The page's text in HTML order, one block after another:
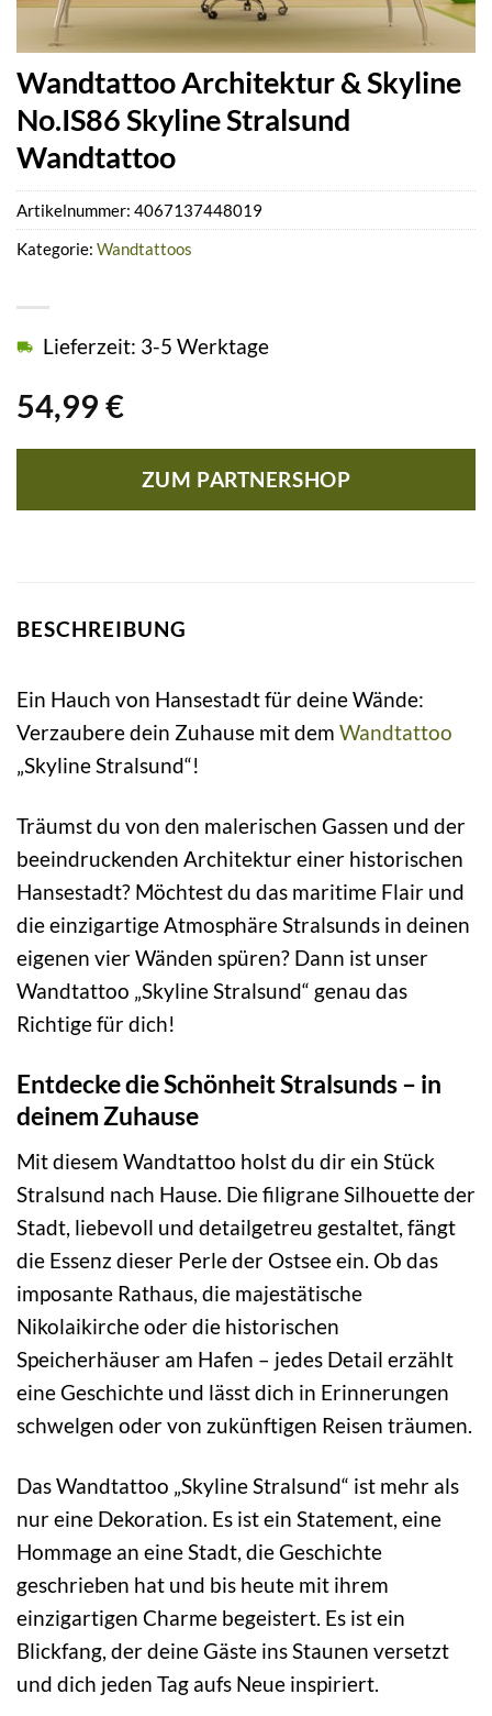
Wandtattoo Architektur & Skyline
No.IS86 Skyline Stralsund
Wandtattoo
54,99 €
Lieferzeit: 3-5 Werktage
ZUM PARTNERSHOP
Artikelnummer: 4067137448019
Kategorie: Wandtattoos
BESCHREIBUNG
Ein Hauch von Hansestadt für deine Wände:
Verzaubere dein Zuhause mit dem Wandtattoo
„Skyline Stralsund“!
Träumst du von den malerischen Gassen und der
beeindruckenden Architektur einer historischen
Hansestadt? Möchtest du das maritime Flair und
die einzigartige Atmosphäre Stralsunds in deinen
eigenen vier Wänden spüren? Dann ist unser
Wandtattoo „Skyline Stralsund“ genau das
Richtige für dich!
Entdecke die Schönheit Stralsunds – in
deinem Zuhause
Mit diesem Wandtattoo holst du dir ein Stück
Stralsund nach Hause. Die filigrane Silhouette der
Stadt, liebevoll und detailgetreu gestaltet, fängt
die Essenz dieser Perle der Ostsee ein. Ob das
imposante Rathaus, die majestätische
Nikolaikirche oder die historischen
Speicherhäuser am Hafen – jedes Detail erzählt
eine Geschichte und lässt dich in Erinnerungen
schwelgen oder von zukünftigen Reisen träumen.
Das Wandtattoo „Skyline Stralsund“ ist mehr als
nur eine Dekoration. Es ist ein Statement, eine
Hommage an eine Stadt, die Geschichte
geschrieben hat und bis heute mit ihrem
einzigartigen Charme begeistert. Es ist ein
Blickfang, der deine Gäste ins Staunen versetzt
und dich jeden Tag aufs Neue inspiriert.